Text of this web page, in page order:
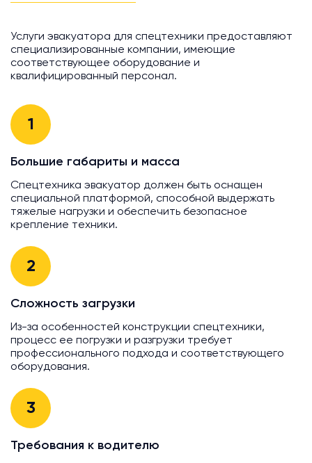
Услуги эвакуатора для спецтехники предоставляют
специализированные компании, имеющие
соответствующее оборудование и
квалифицированный персонал.
1
Большие габариты и масса
Спецтехника эвакуатор должен быть оснащен
специальной платформой, способной выдержать
тяжелые нагрузки и обеспечить безопасное
крепление техники.
2
Сложность загрузки
Из-за особенностей конструкции спецтехники,
процесс ее погрузки и разгрузки требует
профессионального подхода и соответствующего
оборудования.
3
Требования к водителю